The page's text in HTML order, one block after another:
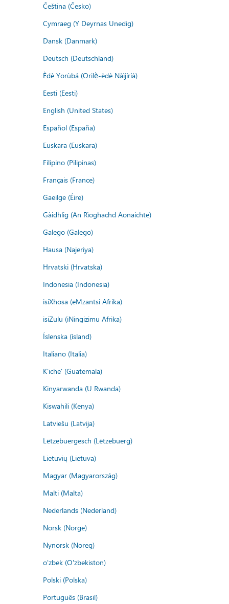
Čeština (Česko)
Cymraeg (Y Deyrnas Unedig)
Dansk (Danmark)
Deutsch (Deutschland)
Èdè Yorùbá (Orilẹ̀-èdè Nàìjíríà)
Eesti (Eesti)
English (United States)
Español (España)
Euskara (Euskara)
Filipino (Pilipinas)
Français (France)
Gaeilge (Éire)
Gàidhlig (An Rìoghachd Aonaichte)
Galego (Galego)
Hausa (Najeriya)
Hrvatski (Hrvatska)
Indonesia (Indonesia)
isiXhosa (eMzantsi Afrika)
isiZulu (iNingizimu Afrika)
Íslenska (ísland)
Italiano (Italia)
K'iche' (Guatemala)
Kinyarwanda (U Rwanda)
Kiswahili (Kenya)
Latviešu (Latvija)
Lëtzebuergesch (Lëtzebuerg)
Lietuvių (Lietuva)
Magyar (Magyarország)
Malti (Malta)
Nederlands (Nederland)
Norsk (Norge)
Nynorsk (Noreg)
o'zbek (O'zbekiston)
Polski (Polska)
Português (Brasil)